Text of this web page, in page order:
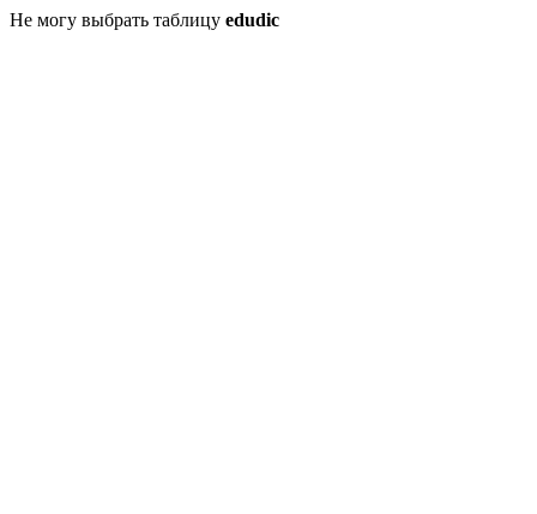
Не могу выбрать таблицу edudic